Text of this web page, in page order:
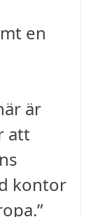
en
är
att
kontor